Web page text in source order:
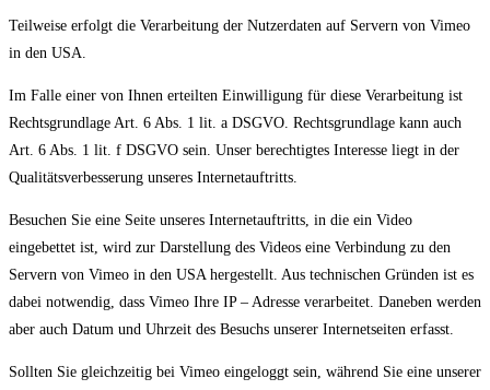
Teilweise erfolgt die Verarbeitung der Nutzerdaten auf Servern von Vimeo
in den USA.
Im Falle einer von Ihnen erteilten Einwilligung für diese Verarbeitung ist
Rechtsgrundlage Art. 6 Abs. 1 lit. a DSGVO. Rechtsgrundlage kann auch
Art. 6 Abs. 1 lit. f DSGVO sein. Unser berechtigtes Interesse liegt in der
Qualitätsverbesserung unseres Internetauftritts.
Besuchen Sie eine Seite unseres Internetauftritts, in die ein Video
eingebettet ist, wird zur Darstellung des Videos eine Verbindung zu den
Servern von Vimeo in den USA hergestellt. Aus technischen Gründen ist es
dabei notwendig, dass Vimeo Ihre IP – Adresse verarbeitet. Daneben werden
aber auch Datum und Uhrzeit des Besuchs unserer Internetseiten erfasst.
Sollten Sie gleichzeitig bei Vimeo eingeloggt sein, während Sie eine unserer